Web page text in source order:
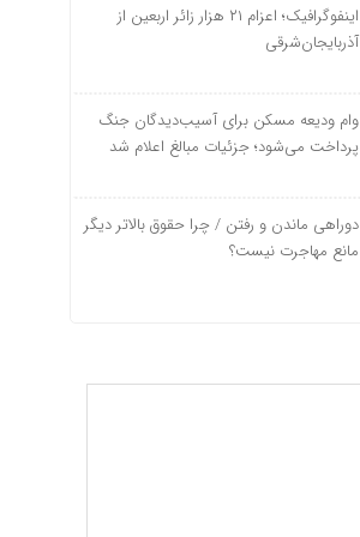
اینفوگرافیک؛ اعزام ۲۱ هزار زائر اربعین از
آذربایجان‌شرقی
وام ودیعه مسکن برای آسیب‌دیدگان جنگ
پرداخت می‌شود؛ جزئیات مبالغ اعلام شد
دوراهی ماندن و رفتن / چرا حقوق بالاتر دیگر
مانع مهاجرت نیست؟